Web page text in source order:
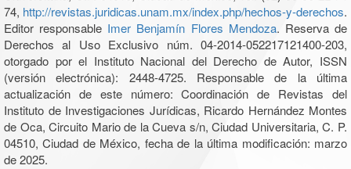
74, http://revistas.juridicas.unam.mx/index.php/hechos-y-derechos.
Editor responsable Imer Benjamín Flores Mendoza. Reserva de
Derechos al Uso Exclusivo núm. 04-2014-052217121400-203,
otorgado por el Instituto Nacional del Derecho de Autor, ISSN
(versión electrónica): 2448-4725. Responsable de la última
actualización de este número: Coordinación de Revistas del
Instituto de Investigaciones Jurídicas, Ricardo Hernández Montes
de Oca, Circuito Mario de la Cueva s/n, Ciudad Universitaria, C. P.
04510, Ciudad de México, fecha de la última modificación: marzo
de 2025.